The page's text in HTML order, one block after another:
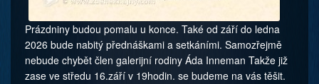
Prázdniny budou pomalu u konce. Také od září do ledna
2026 bude nabitý přednáškami a setkáními. Samozřejmě
nebude chybět člen galerijní rodiny Áda Inneman Takže již
zase ve středu 16.září v 19hodin. se budeme na vás těšit.